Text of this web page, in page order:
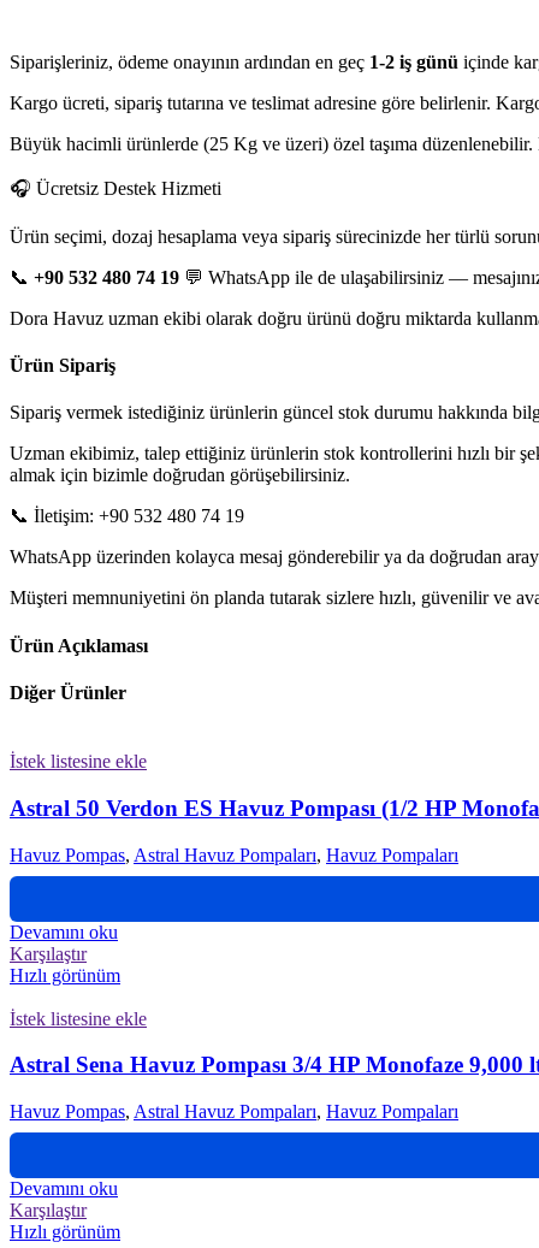
Siparişleriniz, ödeme onayının ardından en geç 1-2 iş günü içinde
Kargo ücreti, sipariş tutarına ve teslimat adresine göre belirlenir.
Büyük hacimli ürünlerde (25 Kg ve üzeri) özel taşıma
🎧 Ücretsiz Destek Hizmeti
Ürün seçimi, dozaj hesaplama veya sipariş sürecinizde her türlü
📞 +90 532 480 74 19 💬 WhatsApp ile de ulaşabilirsiniz —
Dora Havuz uzman ekibi olarak doğru ürünü doğru miktarda
Ürün Sipariş
Sipariş vermek istediğiniz ürünlerin güncel stok durumu hakkında
Uzman ekibimiz, talep ettiğiniz ürünlerin stok kontrollerini hızlı bir
almak için bizimle doğrudan görüşebilirsiniz.
📞 İletişim: +90 532 480 74 19
WhatsApp üzerinden kolayca mesaj gönderebilir ya da doğrudan
Müşteri memnuniyetini ön planda tutarak sizlere hızlı, güvenilir ve
Ürün Açıklaması
Diğer Ürünler
İstek listesine ekle
Astral 50 Verdon ES Havuz Pompası (1/2 HP
Havuz Pompas, Astral Havuz Pompaları, Havuz Pompaları
Devamını oku
Karşılaştır
Hızlı görünüm
İstek listesine ekle
Astral Sena Havuz Pompası 3/4 HP Monofaze 9,000
Havuz Pompas, Astral Havuz Pompaları, Havuz Pompaları
Devamını oku
Karşılaştır
Hızlı görünüm